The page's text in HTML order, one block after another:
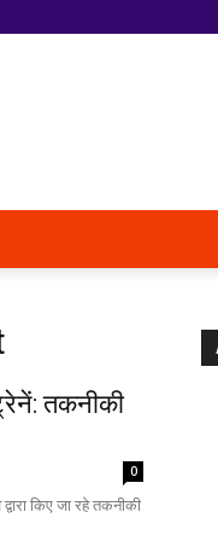
तकनीकी
0
किए जा रहे तकनीकी